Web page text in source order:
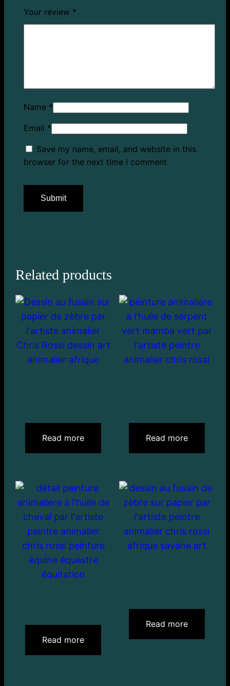
Your review *
Name *
Email *
Save my name, email, and website in this
browser for the next time I comment.
Related products
Read more Read more
Read more
Read more